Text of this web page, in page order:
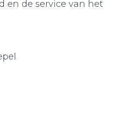
en de service van het